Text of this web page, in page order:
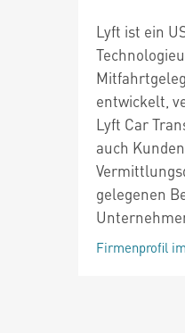
Lyft ist ein
entwickelt,
Lyft Car
auch
gelegenen
Firmenprofil